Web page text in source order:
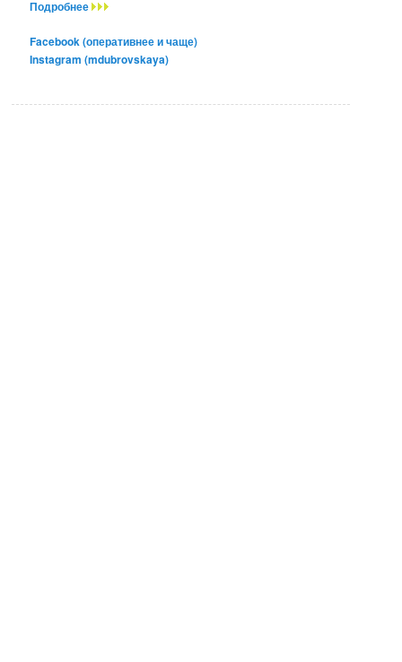
Подробнее
Facebook (оперативнее и чаще)
Instagram (mdubrovskaya)